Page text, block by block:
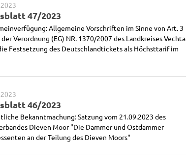
47/2023
Allgemeine Vorschriften im Sinne von Art. 3
der Verordnung (EG) NR. 1370/2007 des Landkreises Vechta
Festsetzung des Deutschlandtickets als Höchsttarif im
46/2023
Bekanntmachung: Satzung vom 21.09.2023 des
Dieven Moor "Die Dammer und Ostdammer
an der Teilung des Dieven Moors"